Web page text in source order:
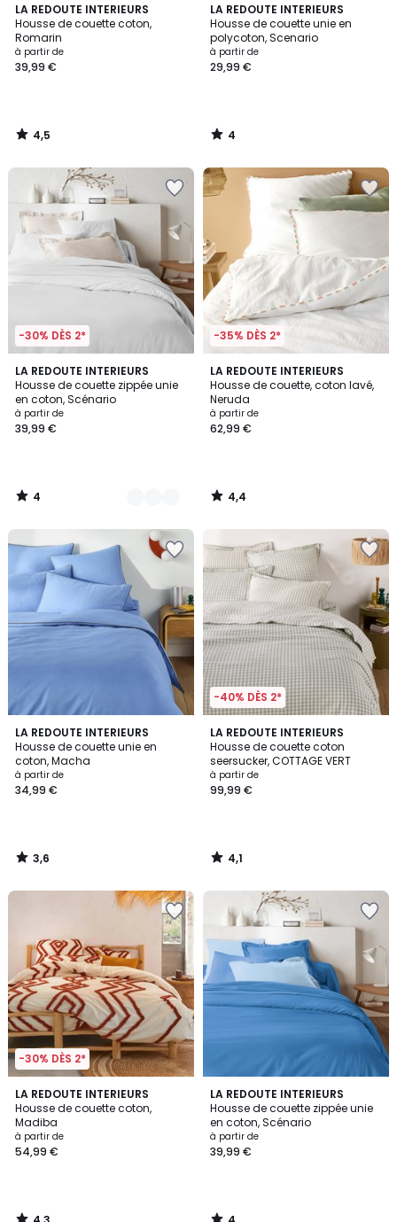
LA REDOUTE INTERIEURS
Housse de couette coton,
Romarin
à partir de
39,99 €
4,5
/ 5
4,5
/
LA REDOUTE INTERIEURS
Housse de couette unie en
polycoton, Scenario
à partir de
29,99 €
4
/
5
4
/
-30% DÈS 2*
LA REDOUTE INTERIEURS
Housse de couette zippée unie
en coton, Scénario
à partir de
39,99 €
4
/
5
22
Couleurs
4
/
-35% DÈS 2*
LA REDOUTE INTERIEURS
Housse de couette, coton lavé,
Neruda
à partir de
62,99 €
4,4
/ 5
4,4
/
LA REDOUTE INTERIEURS
Housse de couette unie en
coton, Macha
à partir de
34,99 €
3,6
/ 5
3,6
/
-40% DÈS 2*
LA REDOUTE INTERIEURS
Housse de couette coton
seersucker, COTTAGE VERT
à partir de
99,99 €
4,1
/ 5
4,1
/
-30% DÈS 2*
LA REDOUTE INTERIEURS
Housse de couette coton,
Madiba
à partir de
54,99 €
4,3
/ 5
LA REDOUTE INTERIEURS
Housse de couette zippée unie
en coton, Scénario
à partir de
39,99 €
4
/
5